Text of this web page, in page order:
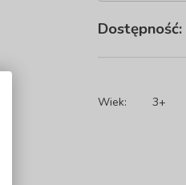
Dostępność:
Wiek: 3+